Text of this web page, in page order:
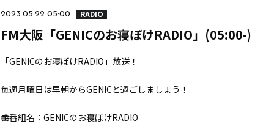
2023.05.22 05:00 RADIO
FM大阪「GENICのお寝ぼけRADIO」(05:00-)
「GENICのお寝ぼけRADIO」放送！
毎週月曜日は早朝からGENICと過ごしましょう！
📻番組名：GENICのお寝ぼけRADIO